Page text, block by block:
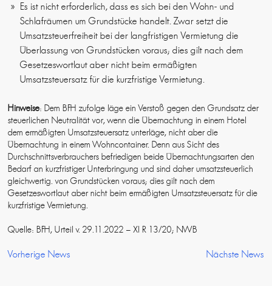
Es ist nicht erforderlich, dass es sich bei den Wohn- und
Schlafräumen um Grundstücke handelt. Zwar setzt die
Umsatzsteuerfreiheit bei der langfristigen Vermietung die
Überlassung von Grundstücken voraus; dies gilt nach dem
Gesetzeswortlaut aber nicht beim ermäßigten
Umsatzsteuersatz für die kurzfristige Vermietung.
Hinweise: Dem BFH zufolge läge ein Verstoß gegen den Grundsatz der
steuerlichen Neutralität vor, wenn die Übernachtung in einem Hotel
dem ermäßigten Umsatzsteuersatz unterläge, nicht aber die
Übernachtung in einem Wohncontainer. Denn aus Sicht des
Durchschnittsverbrauchers befriedigen beide Übernachtungsarten den
Bedarf an kurzfristiger Unterbringung und sind daher umsatzsteuerlich
gleichwertig. von Grundstücken voraus; dies gilt nach dem
Gesetzeswortlaut aber nicht beim ermäßigten Umsatzsteuersatz für die
kurzfristige Vermietung.
Quelle: BFH, Urteil v. 29.11.2022 – XI R 13/20; NWB
Vorherige News Nächste News